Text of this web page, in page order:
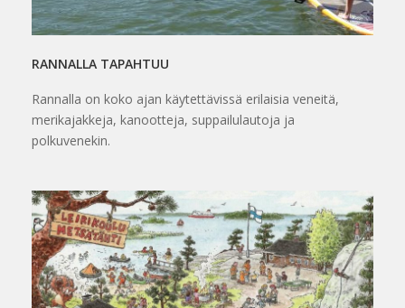
RANNALLA TAPAHTUU
Rannalla on koko ajan käytettävissä erilaisia veneitä,
merikajakkeja, kanootteja, suppailulautoja ja
polkuvenekin.